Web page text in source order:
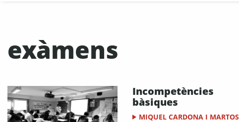
exàmens
Incompetències
bàsiques
MIQUEL CARDONA I MARTOS